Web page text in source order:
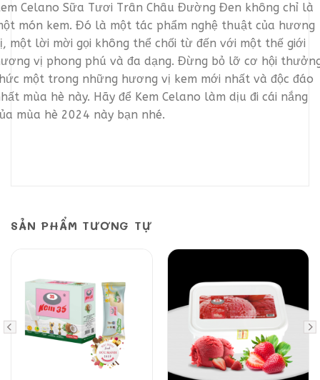
Celano Sữa Tươi Trân Châu Đường Đen không chỉ là
món kem. Đó là một tác phẩm nghệ thuật của hương
một lời mời gọi không thể chối từ đến với một thế giới
vị phong phú và đa dạng. Đừng bỏ lỡ cơ hội
một trong những hương vị kem mới nhất và độc đáo
mùa hè này. Hãy để Kem Celano làm dịu đi cái nắng
mùa hè 2024 này bạn nhé.
SẢN PHẨM TƯƠNG TỰ